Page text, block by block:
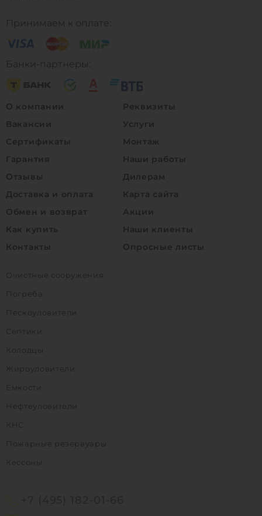
Принимаем к оплате:
Банки-партнеры:
О компании
Вакансии
Сертификаты
Гарантия
Отзывы
Доставка и оплата
Обмен и возврат
Как купить
Контакты
Реквизиты
Услуги
Монтаж
Наши работы
Дилерам
Карта сайта
Акции
Наши клиенты
Опросные листы
Очистные сооружения
Погреба
Пескоуловители
Септики
Колодцы
Жироуловители
Емкости
Нефтеуловители
КНС
Пожарные резервуары
Кессоны